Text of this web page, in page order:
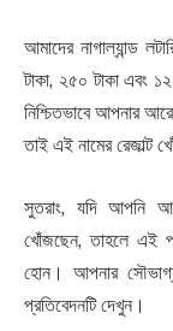
আমাদের নাগাল্যান্ড
টাকা, ২৫০ টাকা এবং
নিশ্চিতভাবে আপনার
তাই এই নামের রেজাল্ট
সুতরাং, যদি আপনি
খোঁজছেন, তাহলে এই
হোন। আপনার
প্রতিবেদনটি দেখুন।